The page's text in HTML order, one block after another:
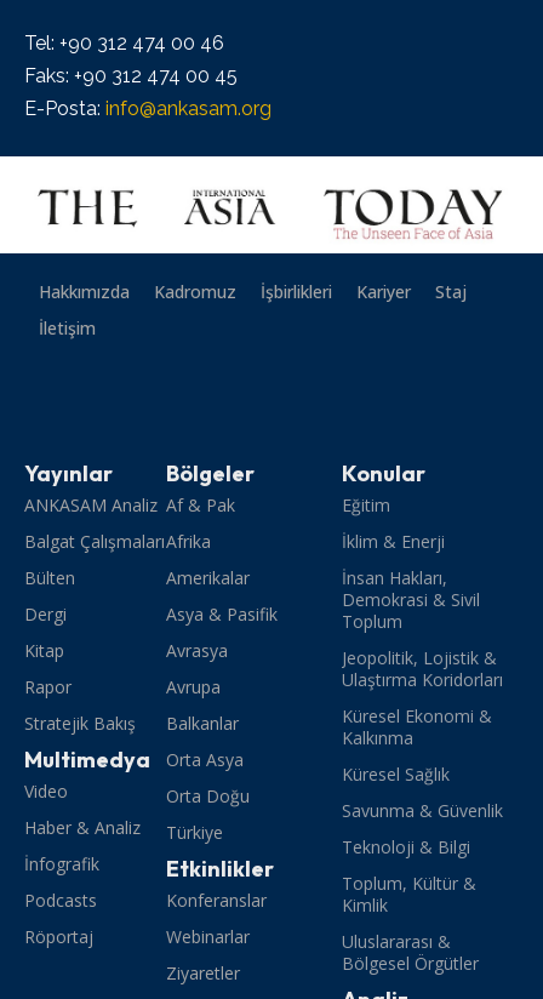
Tel: +90 312 474 00 46
Faks: +90 312 474 00 45
E-Posta: info@ankasam.org
Hakkımızda Kadromuz İşbirlikleri Kariyer
Staj
İletişim
Yayınlar
ANKASAM Analiz
Balgat Çalışmaları
Bülten
Dergi
Kitap
Rapor
Stratejik Bakış
Multimedya
Video
Haber & Analiz
İnfografik
Podcasts
Röportaj
Bölgeler
Af & Pak
Afrika
Amerikalar
Asya & Pasifik
Avrasya
Avrupa
Balkanlar
Orta Asya
Orta Doğu
Türkiye
Etkinlikler
Konferanslar
Webinarlar
Ziyaretler
Konular
Eğitim
İklim & Enerji
İnsan Hakları,
Demokrasi & Sivil
Toplum
Jeopolitik, Lojistik &
Ulaştırma Koridorları
Küresel Ekonomi &
Kalkınma
Küresel Sağlık
Savunma & Güvenlik
Teknoloji & Bilgi
Toplum, Kültür &
Kimlik
Uluslararası &
Bölgesel Örgütler